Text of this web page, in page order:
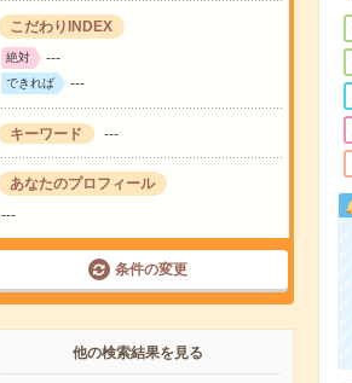
こだわりINDEX
絶対 ---
できれば ---
キーワード ---
あなたのプロフィール
---
条件の変更
他の検索結果を見る